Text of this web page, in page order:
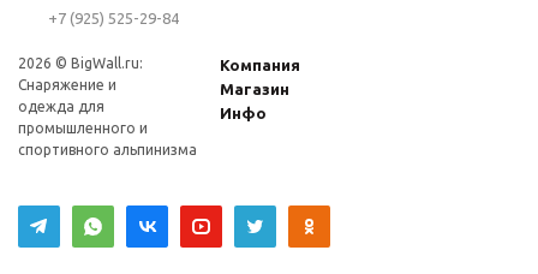
+7 (925) 525-29-84
2026 © BigWall.ru:
Снаряжение и
одежда для
промышленного и
спортивного альпинизма
Компания
Магазин
Инфо